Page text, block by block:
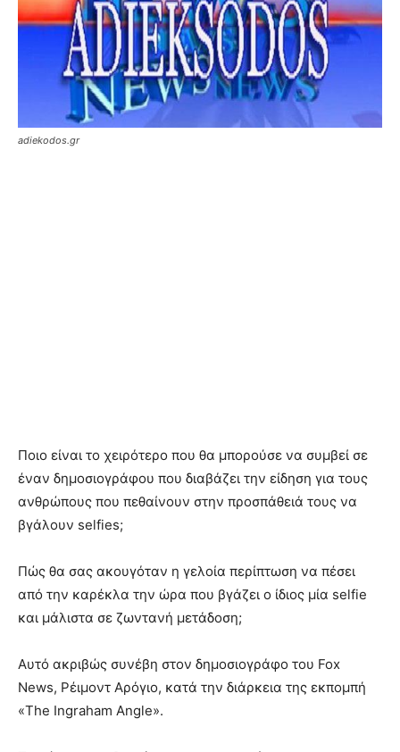
adiekodos.gr
Ποιο είναι το χειρότερο που θα μπορούσε να συμβεί σε
έναν δημοσιογράφου που διαβάζει την είδηση για τους
ανθρώπους που πεθαίνουν στην προσπάθειά τους να
βγάλουν selfies;
Πώς θα σας ακουγόταν η γελοία περίπτωση να πέσει
από την καρέκλα την ώρα που βγάζει ο ίδιος μία selfie
και μάλιστα σε ζωντανή μετάδοση;
Αυτό ακριβώς συνέβη στον δημοσιογράφο του Fox
News, Ρέιμοντ Αρόγιο, κατά την διάρκεια της εκπομπή
«The Ingraham Angle».